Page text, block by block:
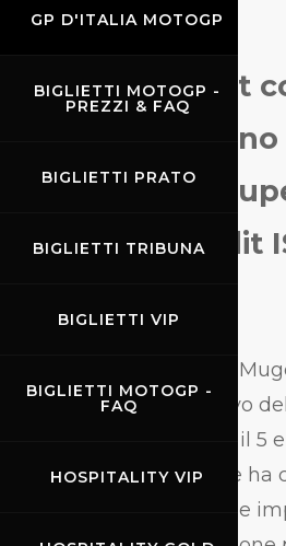
GP D'ITALIA MOTOGP
BIGLIETTI MOTOGP -
PREZZI & FAQ
BIGLIETTI PRATO
BIGLIETTI TRIBUNA
BIGLIETTI VIP
BIGLIETTI MOTOGP -
FAQ
HOSPITALITY VIP
Mugello Circuit
proprio
sostenibilità:
successo l'audit
Con grande orgoglio Il
annuncia l'esito positivo
sorveglianza condotto il 5
da TÜV Nord Italia, che
corretta impostazione e